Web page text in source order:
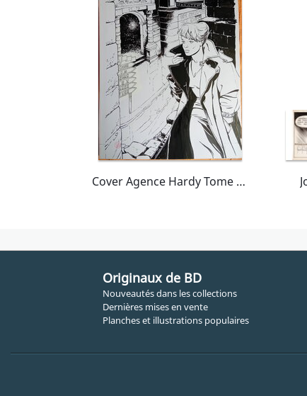
Cover Agence Hardy Tome 5 "Berlin, zone française"
Originaux de BD
Nouveautés dans les collections
Dernières mises en vente
Planches et illustrations populaires